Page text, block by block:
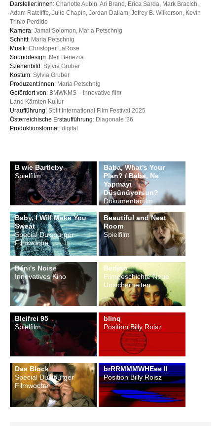
Darsteller:innen: Charlotte Aubin, Ari Brand, Erica Sarda, Mark Bracich,
Adam Ratcliffe, Julie Chapin, Jordan Dallam, Jefrey B. Wilkerson, Kevin
Trinio Perdido
Kamera: Jamal Solomon, Maria Petschnig
Schnitt: Maria Petschnig
Musik: Christoper LaRose
Sounddesign: Neil Benezra
Szenenbild : Sylvia Gruber
Kostüm: Sylvia Gruber
Produzent:innen: Maria Petschnig
Gefördert von: BMWKMS – innovative film
Land Kärnten Kultur
Uraufführung: Split International Film Festival 2025
Österreichische Erstaufführung: Diagonale '26
Produktionsformat: digital
B wie Bartleby
Spielfilm
Baba, What's Your
Plan? / Baba, Ne
Yapmayı
Düşünüyorsun?
Dokumentarfilm
Baby, I Will Make You
Sweat
Special Duisburger
Filmwoche
Beautiful and Neat
Room
Spielfilm
Béni's Noise
Innovatives Kino
Berlino
Filmgeschichte Neue
Unsicherheiten
Bleifrei 95
Spielfilm
blinq
Position Billy Roisz
Das Block
Special Duisburger
Filmwoche
brRRMMMWHEee II
Position Billy Roisz